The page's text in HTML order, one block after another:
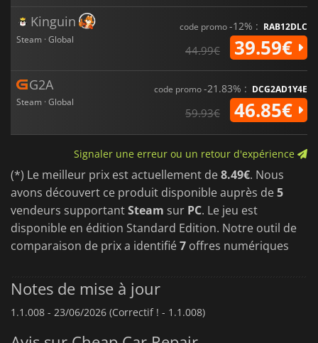
forte narration atmosphérique
Exploration en monde ouvert avec des quêtes secondaires
et des événements axés sur les personnages
Des mécaniques de gestion équilibrant les revenus, la
réputation et la survie de l'atelier
Mélangeant réalisme de simulation et satire,Cheap Car
Repair offre une vision brute mais comique de la culture de la
réparation automobile, où l'ingéniosité prime sur la qualité.
Kinguin
Steam · Global
code promo-12% : RAB12DLC
44.99€ 39.59€
G2A
Steam · Global
code promo-21.83% : DCG2AD1Y4E
59.93€ 46.85€
Signaler une erreur ou un retour d'expérience
(*) Le meilleur prix est actuellement de8.49€. Nous
avons découvert ce produit disponible auprès de5
vendeurs supportantSteam sur PC. Le jeu est
disponible en édition Standard Edition. Notre outil de
comparaison de prix a identifié7 offres numériques
Notes de mise à jour
1.1.008 - 23/06/2026 (Correctif ! - 1.1.008)